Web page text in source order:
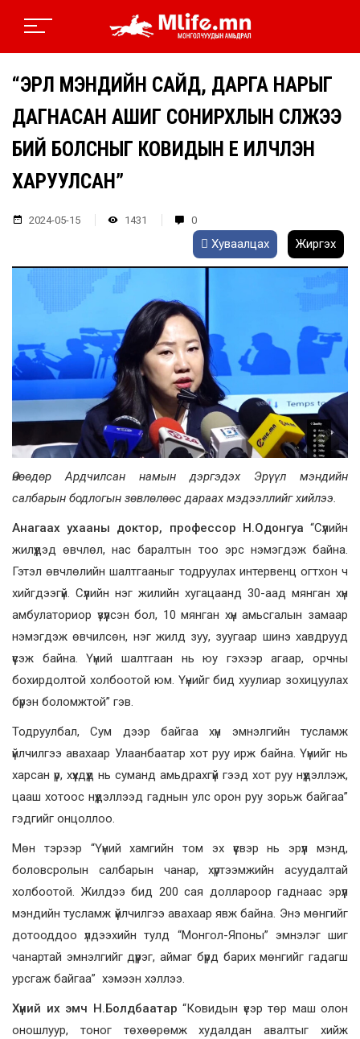
“ЭРҮҮЛ МЭНДИЙН САЙД, ДАРГА НАРЫГ
ДАГНАСАН АШИГ СОНИРХЛЫН СҮЛЖЭЭ
БИЙ БОЛСНЫГ КОВИДЫН ҮЕ ИЛЧЛЭН
ХАРУУЛСАН”
2024-05-15 1431 0
Хуваалцах Жиргэх
Өнөөдөр Ардчилсан намын дэргэдэх Эрүүл мэндийн
салбарын бодлогын зөвлөлөөс дараах мэдээллийг хийлээ.
Анагаах ухааны доктор, профессор Н.Одонгуа “Сүүлийн
жилүүдэд өвчлөл, нас баралтын тоо эрс нэмэгдэж байна.
Гэтэл өвчлөлийн шалтгааныг тодруулах интервенц огтхон ч
хийгдээгүй. Сүүлийн нэг жилийн хугацаанд 30-аад мянган хүн
амбулаториор үзүүлсэн бол, 10 мянган хүн амьсгалын замаар
нэмэгдэж өвчилсөн, нэг жилд зуу, зуугаар шинэ хавдрууд
үүсэж байна. Үүний шалтгаан нь юу гэхээр агаар, орчны
бохирдолтой холбоотой юм. Үүнийг бид хуулиар зохицуулах
бүрэн боломжтой” гэв.
Тодруулбал, Сум дээр байгаа хүн эмнэлгийн тусламж
үйлчилгээ авахаар Улаанбаатар хот руу ирж байна. Үүнийг нь
харсан үр, хүүхдүүд нь суманд амьдрахгүй гээд хот руу нүүдэллэж,
цааш хотоос нүүдэллээд гаднын улс орон руу зорьж байгаа”
гэдгийг онцоллоо.
Мөн тэрээр “Үүний хамгийн том эх үүсвэр нь эрүүл мэнд,
боловсролын салбарын чанар, хүртээмжийн асуудалтай
холбоотой. Жилдээ бид 200 сая доллароор гаднаас эрүүл
мэндийн тусламж үйлчилгээ авахаар явж байна. Энэ мөнгийг
дотооддоо үлдээхийн тулд “Монгол-Японы” эмнэлэг шиг
чанартай эмнэлгийг дүүрэг, аймаг бүрд барих мөнгийг гадагш
урсгаж байгаа” хэмээн хэллээ.
Хүний их эмч Н.Болдбаатар “Ковидын үеэр төр маш олон
оношлуур, тоног төхөөрөмж худалдан авалтыг хийж